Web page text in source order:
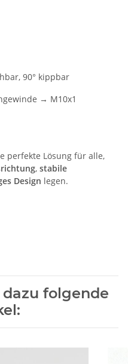
90° kippbar
→ M10x1
perfekte Lösung für alle,
, stabile
Design legen.
folgende